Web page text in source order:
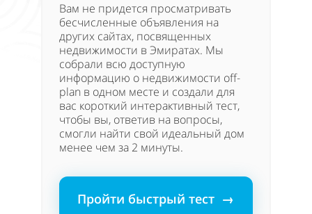
Пройти быстрый тест →
Вам не придется просматривать
бесчисленные объявления на
других сайтах, посвященных
недвижимости в Эмиратах. Мы
собрали всю доступную
информацию о недвижимости off-
plan в одном месте и создали для
вас короткий интерактивный тест,
чтобы вы, ответив на вопросы,
смогли найти свой идеальный дом
менее чем за 2 минуты.